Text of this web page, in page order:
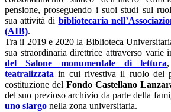
pensione, proseguendo i suoi studi sul
sua attività di bibliotecaria
(AIB).
Tra il 2019 e 2020 la Biblioteca
sua straordinaria direttrice attraverso varie
del Salone monumentale di lettura
teatralizzata in cui rivestiva il ruolo del
costituzione del Fondo Castellano
del suo prezioso archivio da parte della
uno slargo nella zona universitaria.